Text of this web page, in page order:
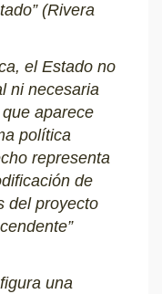
(Rivera
el Estado no
ni necesaria
aparece
política
representa
de
del proyecto
una